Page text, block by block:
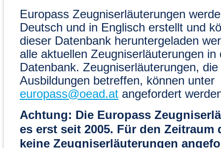
Europass Zeugniserläuterungen
Deutsch und in Englisch erstellt und
dieser Datenbank heruntergeladen
alle aktuellen Zeugniserläuterungen in
Datenbank. Zeugniserläuterungen,
Ausbildungen betreffen, können unter
europass@oead.at angefordert
Achtung: Die Europass
es erst seit 2005. Für den Zeitraum
keine Zeugniserläuterungen